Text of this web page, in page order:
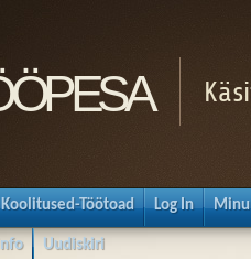
Koolitused-Töötoad Log In
Uudiskiri